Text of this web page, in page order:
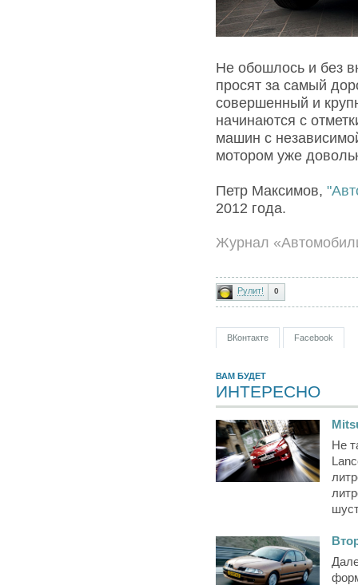
Не обошлось и без
просят за самый
совершенный и
начинаются с
машин с
мотором уже
Петр Максимов,
2012 года.
Журнал
Рулит! 0
ВКонтакте Facebook
ВАМ БУДЕТ
ИНТЕРЕСНО
Не